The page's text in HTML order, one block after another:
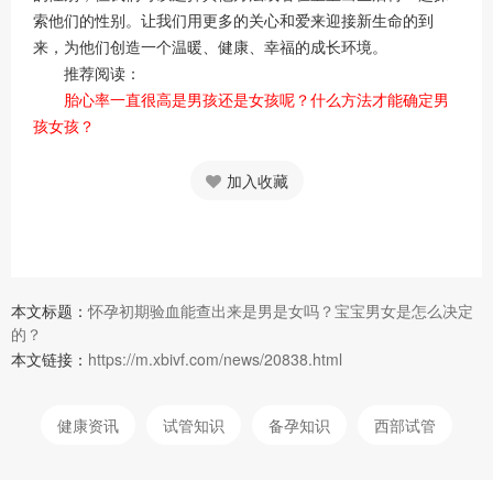
索他们的性别。让我们用更多的关心和爱来迎接新生命的到
来，为他们创造一个温暖、健康、幸福的成长环境。
推荐阅读：
胎心率一直很高是男孩还是女孩呢？什么方法才能确定男
孩女孩？
加入收藏
本文标题：怀孕初期验血能查出来是男是女吗？宝宝男女是怎么决定
的？
本文链接： https://m.xbivf.com/news/20838.html
健康资讯 试管知识 备孕知识 西部试管